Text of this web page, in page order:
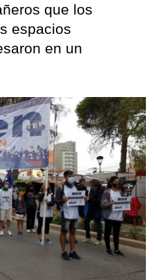
que los
espacios
en un